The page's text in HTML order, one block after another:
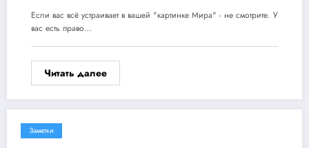
Если вас всё устраивает в вашей "картинке Мира" - не смотрите. У
вас есть право…
Читать далее
Заметки